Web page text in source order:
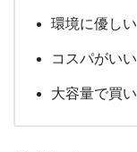
環境に優し
コスパがいい
大容量で買